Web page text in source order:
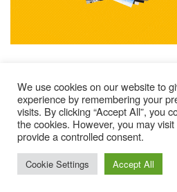
Impressum Kontakt
POLY Abonnieren
©
We use cookies on our website to
experience by remembering your
visits. By clicking “Accept All”, you
the cookies. However, you may
provide a controlled consent.
Cookie Settings Accept All